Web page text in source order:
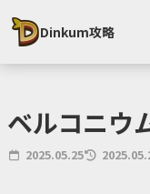
Dinkum攻略
ベルコニウ
2025.05.25